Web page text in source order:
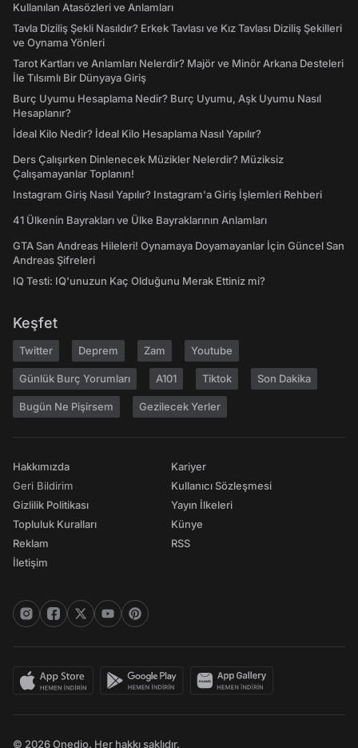
Kullanılan Atasözleri ve Anlamları
Tavla Diziliş Şekli Nasıldır? Erkek Tavlası ve Kız Tavlası Diziliş Şekilleri
ve Oynama Yönleri
Tarot Kartları ve Anlamları Nelerdir? Majör ve Minör Arkana Desteleri
İle Tılsımlı Bir Dünyaya Giriş
Burç Uyumu Hesaplama Nedir? Burç Uyumu, Aşk Uyumu Nasıl
Hesaplanır?
İdeal Kilo Nedir? İdeal Kilo Hesaplama Nasıl Yapılır?
Ders Çalışırken Dinlenecek Müzikler Nelerdir? Müziksiz
Çalışamayanlar Toplanın!
Instagram Giriş Nasıl Yapılır? Instagram'a Giriş İşlemleri Rehberi
41 Ülkenin Bayrakları ve Ülke Bayraklarının Anlamları
GTA San Andreas Hileleri! Oynamaya Doyamayanlar İçin Güncel San
Andreas Şifreleri
IQ Testi: IQ'unuzun Kaç Olduğunu Merak Ettiniz mi?
Keşfet
Twitter Deprem Zam Youtube
Günlük Burç Yorumları A101 Tiktok Son Dakika
Bugün Ne Pişirsem Gezilecek Yerler
Hakkımızda
Geri Bildirim
Gizlilik Politikası
Topluluk Kuralları
Reklam
İletişim
Kariyer
Kullanıcı Sözleşmesi
Yayın İlkeleri
Künye
RSS
© 2026 Onedio. Her hakkı saklıdır.